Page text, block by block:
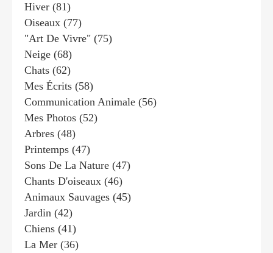
Hiver (81)
Oiseaux (77)
"art De Vivre" (75)
Neige (68)
Chats (62)
Mes Écrits (58)
Communication Animale (56)
Mes Photos (52)
Arbres (48)
Printemps (47)
Sons De La Nature (47)
Chants D'oiseaux (46)
Animaux Sauvages (45)
Jardin (42)
Chiens (41)
La Mer (36)